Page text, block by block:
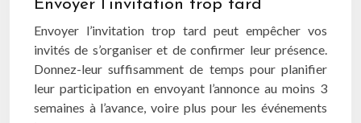
Envoyer l’invitation trop tard
Envoyer l’invitation trop tard peut empêcher vos
invités de s’organiser et de confirmer leur présence.
Donnez-leur suffisamment de temps pour planifier
leur participation en envoyant l’annonce au moins 3
semaines à l’avance, voire plus pour les événements